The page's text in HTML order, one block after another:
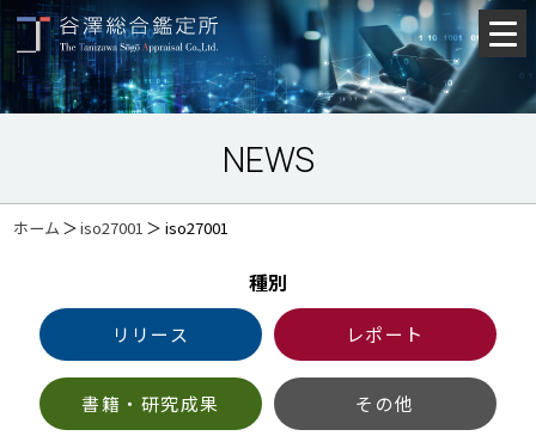
NEWS
ホーム ＞iso27001 ＞ iso27001
種別
リリース レポート
書籍・研究成果 その他